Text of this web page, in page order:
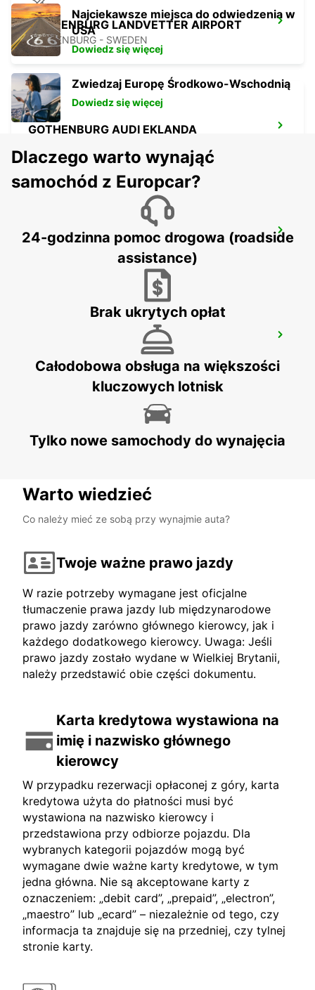
GOTHENBURG LANDVETTER AIRPORT
GOTHENBURG - SWEDEN
GOTHENBURG AUDI EKLANDA
GOTHENBURG SISJON
ASKIM - SWEDEN
GOTHENBURG GRAFISKA VAEGEN
GOTHENBURG - SWEDEN
Najciekawsze miejsca do odwiedzenia w
USA
Dowiedz się więcej
Zwiedzaj Europę Środkowo-Wschodnią
Dowiedz się więcej
Dlaczego warto wynająć
samochód z Europcar?
24-godzinna pomoc drogowa (roadside
assistance)
Brak ukrytych opłat
Całodobowa obsługa na większości
kluczowych lotnisk
Tylko nowe samochody do wynajęcia
Warto wiedzieć
Co należy mieć ze sobą przy wynajmie auta?
Twoje ważne prawo jazdy
W razie potrzeby wymagane jest oficjalne
tłumaczenie prawa jazdy lub międzynarodowe
prawo jazdy zarówno głównego kierowcy, jak i
każdego dodatkowego kierowcy. Uwaga: Jeśli
prawo jazdy zostało wydane w Wielkiej Brytanii,
należy przedstawić obie części dokumentu.
Karta kredytowa wystawiona na
imię i nazwisko głównego
kierowcy
W przypadku rezerwacji opłaconej z góry, karta
kredytowa użyta do płatności musi być
wystawiona na nazwisko kierowcy i
przedstawiona przy odbiorze pojazdu. Dla
wybranych kategorii pojazdów mogą być
wymagane dwie ważne karty kredytowe, w tym
jedna główna. Nie są akceptowane karty z
oznaczeniem: „debit card”, „prepaid”, „electron”,
„maestro” lub „ecard” – niezależnie od tego, czy
informacja ta znajduje się na przedniej, czy tylnej
stronie karty.